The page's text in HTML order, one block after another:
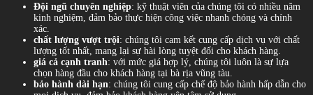
Đội ngũ chuyên nghiệp: kỹ thuật viên của chúng tôi có nhiều năm
kinh nghiệm, đảm bảo thực hiện công việc nhanh chóng và chính
xác.
chất lượng vượt trội: chúng tôi cam kết cung cấp dịch vụ với chất
lượng tốt nhất, mang lại sự hài lòng tuyệt đối cho khách hàng.
giá cả cạnh tranh: với mức giá hợp lý, chúng tôi luôn là sự lựa
chọn hàng đầu cho khách hàng tại bà rịa vũng tàu.
bảo hành dài hạn: chúng tôi cung cấp chế độ bảo hành hấp dẫn cho